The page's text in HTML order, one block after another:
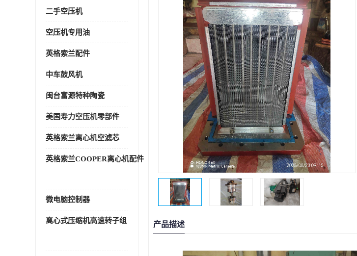
二手空压机
空压机专用油
英格索兰配件
中车鼓风机
闽台富源特种陶瓷
美国寿力空压机零部件
英格索兰离心机空滤芯
英格索兰COOPER离心机配件
微电脑控制器
离心式压缩机高速转子组 产品描述